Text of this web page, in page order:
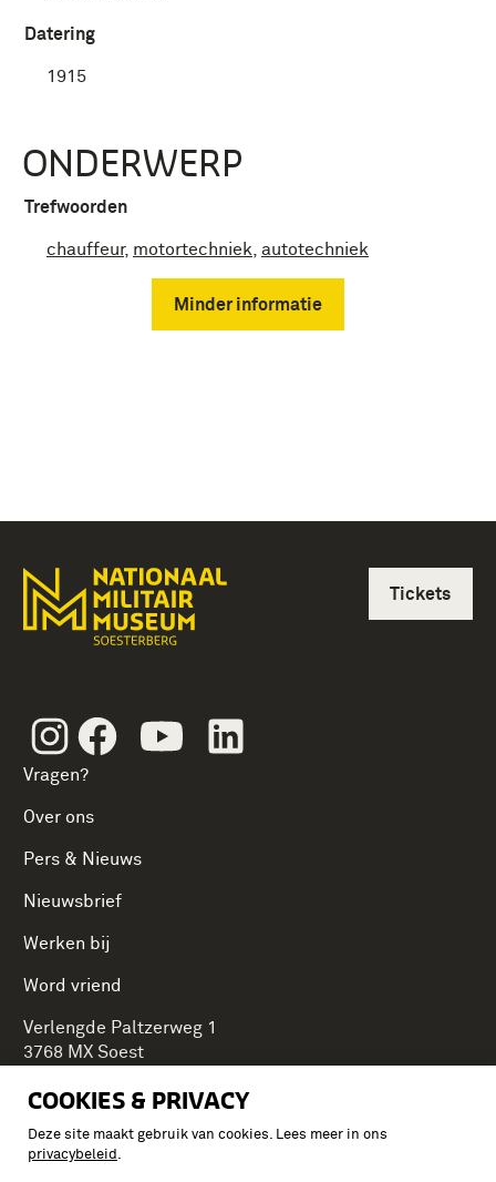
COOKIES & PRIVACY
Deze site maakt gebruik van cookies. Lees meer in ons
privacybeleid .
Datering
1915
ONDERWERP
Trefwoorden
chauffeur, motortechniek autotechniek
Minder informatie
InstagramFacebookYoutube
Vragen?
Over ons
Pers & Nieuws
Nieuwsbrief
Werken bij
Word vriend
Tickets
Verlengde Paltzerweg 1
3768 MX Soest
Onderdeel van Stichting Koninklijke Defensiemusea,